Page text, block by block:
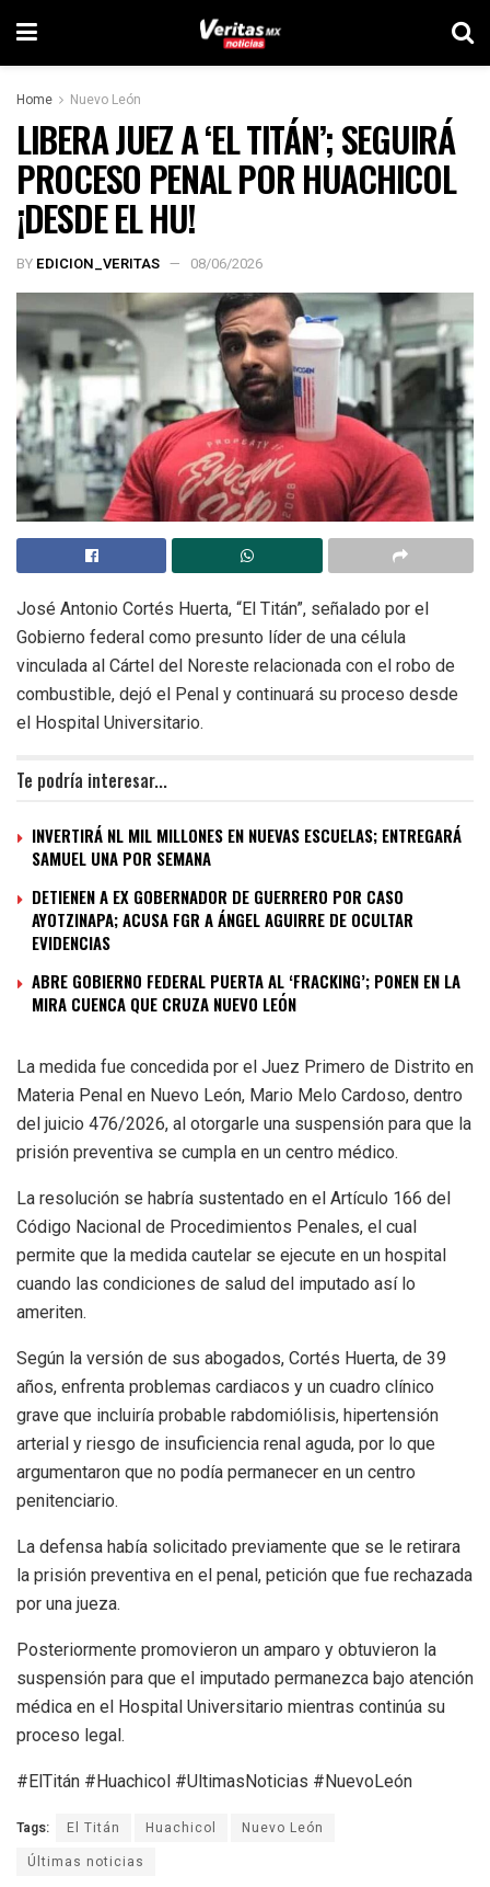
Home Nuevo León
LIBERA JUEZ A ‘EL TITÁN’; SEGUIRÁ
PROCESO PENAL POR HUACHICOL
¡DESDE EL HU!
BY EDICION_VERITAS 08/06/2026
José Antonio Cortés Huerta, “El Titán”, señalado por el
Gobierno federal como presunto líder de una célula
vinculada al Cártel del Noreste relacionada con el robo de
combustible, dejó el Penal y continuará su proceso desde
el Hospital Universitario.
Te podría interesar...
INVERTIRÁ NL MIL MILLONES EN NUEVAS ESCUELAS; ENTREGARÁ
SAMUEL UNA POR SEMANA
DETIENEN A EX GOBERNADOR DE GUERRERO POR CASO
AYOTZINAPA; ACUSA FGR A ÁNGEL AGUIRRE DE OCULTAR
EVIDENCIAS
ABRE GOBIERNO FEDERAL PUERTA AL ‘FRACKING’; PONEN EN LA
MIRA CUENCA QUE CRUZA NUEVO LEÓN
La medida fue concedida por el Juez Primero de Distrito en
Materia Penal en Nuevo León, Mario Melo Cardoso, dentro
del juicio 476/2026, al otorgarle una suspensión para que la
prisión preventiva se cumpla en un centro médico.
La resolución se habría sustentado en el Artículo 166 del
Código Nacional de Procedimientos Penales, el cual
permite que la medida cautelar se ejecute en un hospital
cuando las condiciones de salud del imputado así lo
ameriten.
Según la versión de sus abogados, Cortés Huerta, de 39
años, enfrenta problemas cardiacos y un cuadro clínico
grave que incluiría probable rabdomiólisis, hipertensión
arterial y riesgo de insuficiencia renal aguda, por lo que
argumentaron que no podía permanecer en un centro
penitenciario.
La defensa había solicitado previamente que se le retirara
la prisión preventiva en el penal, petición que fue rechazada
por una jueza.
Posteriormente promovieron un amparo y obtuvieron la
suspensión para que el imputado permanezca bajo atención
médica en el Hospital Universitario mientras continúa su
proceso legal.
#ElTitán #Huachicol #UltimasNoticias #NuevoLeón
Tags: El Titán Huachicol
Nuevo León
Últimas noticias